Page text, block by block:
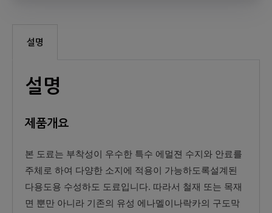
설명
설명
제품개요
본 도료는 부착성이 우수한 특수 에멀젼 수지와 안료를
주체로 하여 다양한 소지에 적용이 가능하도록설계된
다용도용 수성하도 도료입니다. 따라서 철재 또는 목재
면 뿐만 아니라 기존의 유성 에나멜이나락카의 구도막